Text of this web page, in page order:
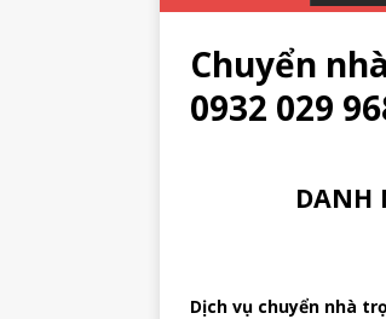
Chuyển
0932 029
DANH
Dịch vụ chuyển nhà